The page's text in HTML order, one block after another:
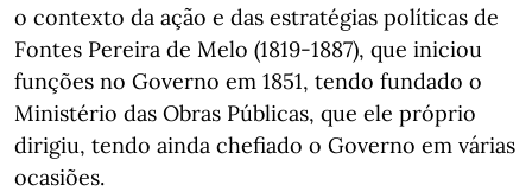
o contexto da ação e das estratégias políticas de
Fontes Pereira de Melo (1819-1887), que iniciou
funções no Governo em 1851, tendo fundado o
Ministério das Obras Públicas, que ele próprio
dirigiu, tendo ainda chefiado o Governo em várias
ocasiões.